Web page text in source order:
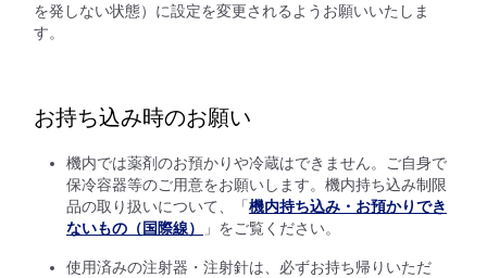
を発しない状態）に設定を変更されるようお願いいたしま
す。
お持ち込み時のお願い
機内では薬剤のお預かりや冷蔵はできません。ご自身で
保冷容器等のご用意をお願いします。機内持ち込み制限
品の取り扱いについて、「 機内持ち込み・お預かりでき
ないもの（国際線）
」をご覧ください。
使用済みの注射器・注射針は、必ずお持ち帰りいただ